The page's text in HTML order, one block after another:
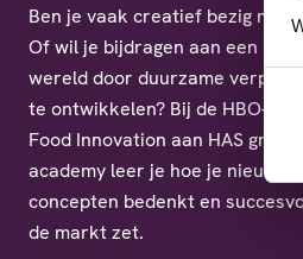
Ben je vaak creatief bezig met
Of wil je bijdragen aan een
wereld door duurzame
te ontwikkelen? Bij de HBO-
Food Innovation aan HAS green
academy leer je hoe je nieuwe
concepten bedenkt en
de markt zet.